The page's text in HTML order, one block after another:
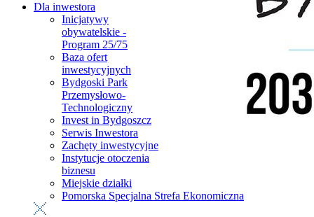
Dla inwestora
Inicjatywy
obywatelskie -
Program 25/75
Baza ofert
inwestycyjnych
Bydgoski Park
Przemysłowo-
Technologiczny
Invest in Bydgoszcz
Serwis Inwestora
Zachęty inwestycyjne
Instytucje otoczenia
biznesu
Miejskie działki
Pomorska Specjalna Strefa Ekonomiczna